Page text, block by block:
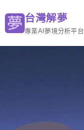
台灣解夢
專業AI夢境分析平台